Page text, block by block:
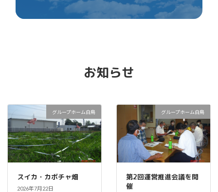
お知らせ
グループホーム白鳥
スイカ・カボチャ畑
2026年7月22日
グループホーム白鳥
第2回運営推進会議を開
催